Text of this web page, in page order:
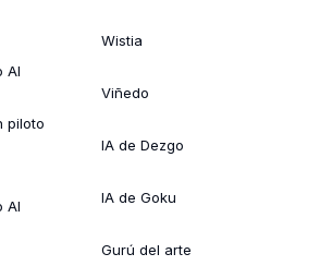
AI
piloto
AI
Wistia
Viñedo
IA de Dezgo
IA de Goku
Gurú del arte